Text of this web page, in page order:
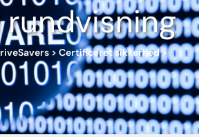
>Certificeret sikkerhed>